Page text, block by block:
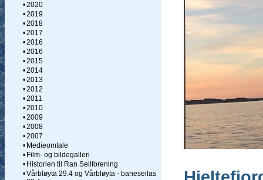
•2020
•2019
•2018
•2017
•2016
•2016
•2015
•2014
•2013
•2012
•2011
•2010
•2009
•2008
•2007
• Medieomtale
• Film- og bildegalleri
• Historien til Ran Seilforening
•Vårbløyta 29.4 og Vårbløyta - baneseilas